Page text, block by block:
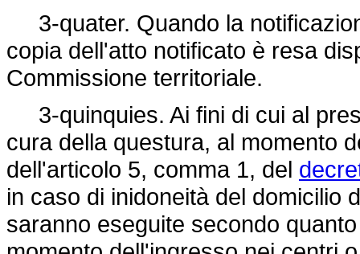
3-quater. Quando la
copia dell'atto notificato è resa
Commissione territoriale.
3-quinquies. Ai fini di cui al
cura della questura, al momento
dell'articolo 5, comma 1, del
in caso di inidoneità del domicilio
saranno eseguite secondo